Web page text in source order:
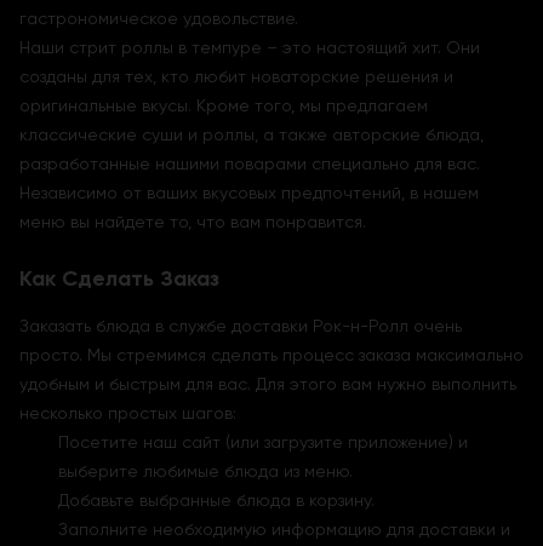
гастрономическое удовольствие.
Наши стрит роллы в темпуре – это настоящий хит. Они
созданы для тех, кто любит новаторские решения и
оригинальные вкусы. Кроме того, мы предлагаем
классические суши и роллы, а также авторские блюда,
разработанные нашими поварами специально для вас.
Независимо от ваших вкусовых предпочтений, в нашем
меню вы найдете то, что вам понравится.
Как Сделать Заказ
Заказать блюда в службе доставки Рок-н-Ролл очень
просто. Мы стремимся сделать процесс заказа максимально
удобным и быстрым для вас. Для этого вам нужно выполнить
несколько простых шагов:
Посетите наш сайт (или загрузите приложение) и
выберите любимые блюда из меню.
Добавьте выбранные блюда в корзину.
Заполните необходимую информацию для доставки и